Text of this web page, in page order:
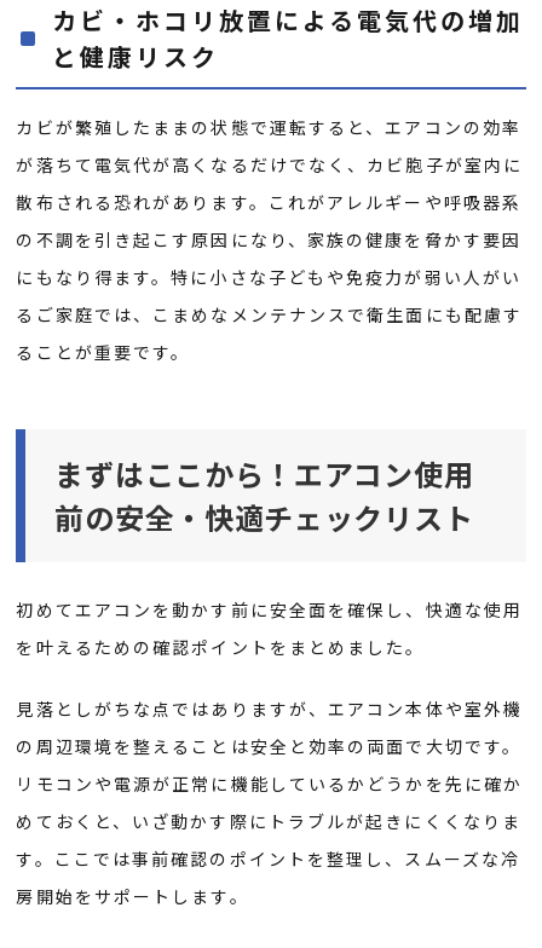
カビ・ホコリ放置による電気代の増加
と健康リスク
カビが繁殖したままの状態で運転すると、エアコンの効率
が落ちて電気代が高くなるだけでなく、カビ胞子が室内に
散布される恐れがあります。これがアレルギーや呼吸器系
の不調を引き起こす原因になり、家族の健康を脅かす要因
にもなり得ます。特に小さな子どもや免疫力が弱い人がい
るご家庭では、こまめなメンテナンスで衛生面にも配慮す
ることが重要です。
まずはここから！エアコン使用
前の安全・快適チェックリスト
初めてエアコンを動かす前に安全面を確保し、快適な使用
を叶えるための確認ポイントをまとめました。
見落としがちな点ではありますが、エアコン本体や室外機
の周辺環境を整えることは安全と効率の両面で大切です。
リモコンや電源が正常に機能しているかどうかを先に確か
めておくと、いざ動かす際にトラブルが起きにくくなりま
す。ここでは事前確認のポイントを整理し、スムーズな冷
房開始をサポートします。